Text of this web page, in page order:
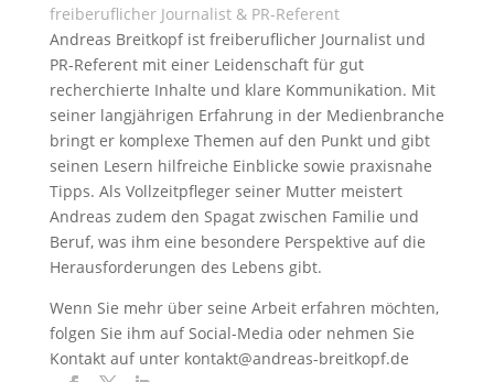
freiberuflicher Journalist & PR-Referent
Andreas Breitkopf ist freiberuflicher Journalist und
PR-Referent mit einer Leidenschaft für gut
recherchierte Inhalte und klare Kommunikation. Mit
seiner langjährigen Erfahrung in der Medienbranche
bringt er komplexe Themen auf den Punkt und gibt
seinen Lesern hilfreiche Einblicke sowie praxisnahe
Tipps. Als Vollzeitpfleger seiner Mutter meistert
Andreas zudem den Spagat zwischen Familie und
Beruf, was ihm eine besondere Perspektive auf die
Herausforderungen des Lebens gibt.
Wenn Sie mehr über seine Arbeit erfahren möchten,
folgen Sie ihm auf Social-Media oder nehmen Sie
Kontakt auf unter kontakt@andreas-breitkopf.de